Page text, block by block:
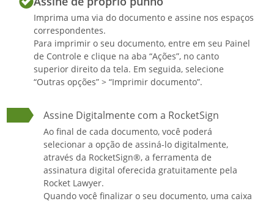
substituir o(a) 1º Tesoureiro(a), em suas
faltas e impedimentos, assumindo o
cargo em caso de vacância.
Artigo 18º.
membros, e tem por
objetivo fiscalizar e dar parecer sobre
todos os atos da Diretoria Executiva da
Associação, com as seguintes atribuições;
(i) examinar os livros de escrituração da
Associação, (ii) opinar e dar pareceres
Imprima uma via do documento e assine nos espaços
correspondentes.
Para imprimir o seu documento, entre em seu Painel
de Controle e clique na aba “Ações”, no canto
superior direito da tela. Em seguida, selecione
“Outras opções” > “Imprimir documento”.
Assine Digitalmente com a RocketSign
Ao final de cada documento, você poderá
selecionar a opção de assiná-lo digitalmente,
através da RocketSign®, a ferramenta de
assinatura digital oferecida gratuitamente pela
Rocket Lawyer.
Quando você finalizar o seu documento, uma caixa